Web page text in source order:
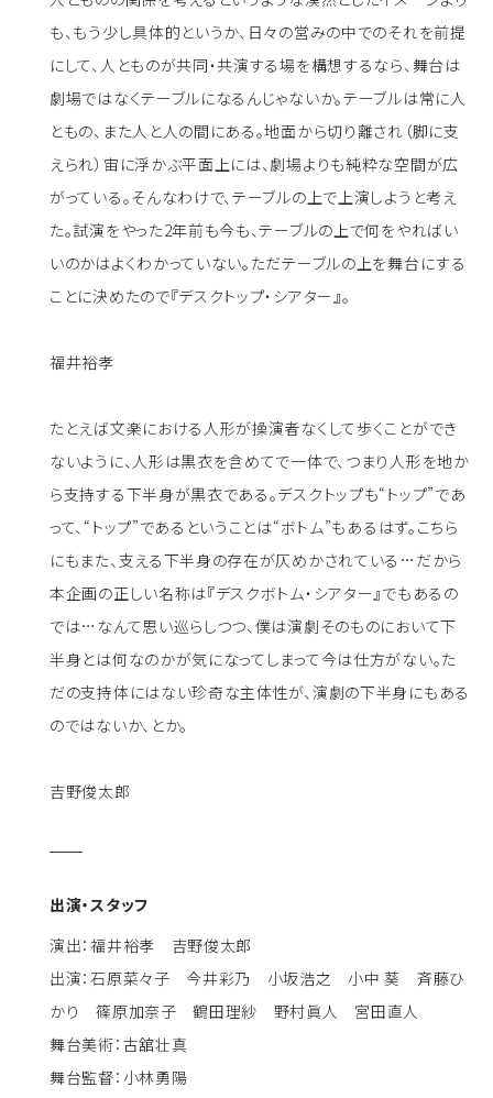
も、もう少し具体的というか、日々の営みの中でのそれを前提
にして、人とものが共同・共演する場を構想するなら、舞台は
劇場ではなくテーブルになるんじゃないか。テーブルは常に人
ともの、また人と人の間にある。地面から切り離され（脚に支
えられ）宙に浮かぶ平面上には、劇場よりも純粋な空間が広
がっている。そんなわけで、テーブルの上で上演しようと考え
た。試演をやった2年前も今も、テーブルの上で何をやればい
いのかはよくわかっていない。ただテーブルの上を舞台にする
ことに決めたので『デスクトップ・シアター』。
福井裕孝
たとえば文楽における人形が操演者なくして歩くことができ
ないように、人形は黒衣を含めてで一体で、つまり人形を地か
ら支持する下半身が黒衣である。デスクトップも“トップ”であ
って、“トップ”であるということは“ボトム”もあるはず。こちら
にもまた、支える下半身の存在が仄めかされている…だから
本企画の正しい名称は『デスクボトム・シアター』でもあるの
では…なんて思い巡らしつつ、僕は演劇そのものにおいて下
半身とは何なのかが気になってしまって今は仕方がない。た
だの支持体にはない珍奇な主体性が、演劇の下半身にもある
のではないか、とか。
吉野俊太郎
出演・スタッフ
演出：福井裕孝 吉野俊太郎
出演：石原菜々子 今井彩乃 小坂浩之 小中 葵 斉藤ひ
かり 篠原加奈子 鶴田理紗 野村眞人 宮田直人
舞台美術：古舘壮真
舞台監督：小林勇陽